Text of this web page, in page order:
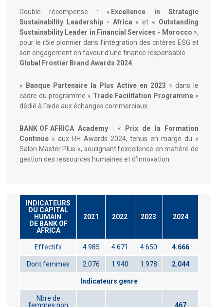
Double récompense : « Excellence in Strategic
Sustainability Leadership - Africa » et « Outstanding
Sustainability Leader in Financial Services - Morocco »,
pour le rôle pionnier dans l’intégration des critères ESG et
son engagement en faveur d’une finance responsable.
Global Frontier Brand Awards 2024.
« Banque Partenaire la Plus Active en 2023 » dans le
cadre du programme « Trade Facilitation Programme »
dédié à l’aide aux échanges commerciaux.
BANK OF AFRICA Academy : «
Prix de la Formation
Continue » aux RH Awards 2024, tenus en marge du «
Salon Master Plus », soulignant l’excellence en matière de
gestion des ressources humaines et d’innovation.
INDICATEURS
DU CAPITAL
HUMAIN
DE BANK OF
AFRICA
2021 2022 2023 2024
Effectifs 4.985 4.671 4.650 4.666
Dont femmes 2.076 1.940 1.978 2.044
Indicateurs genre
Nbre de
femmes non
467